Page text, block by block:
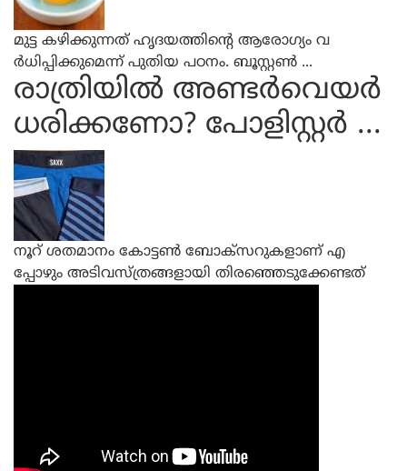
മുട്ട കഴിക്കുന്നത് ഹൃദയത്തിന്റെ ആരോഗ്യം വ
ര്‍ധിപ്പിക്കുമെന്ന് പുതിയ പഠനം. ബൂസ്റ്റണ്‍ ...
രാത്രിയില്‍ അണ്ടര്‍വെയര്‍
ധരിക്കണോ? പോളിസ്റ്റര്‍ ...
നൂറ് ശതമാനം കോട്ടണ്‍ ബോക്‌സറുകളാണ് എ
പ്പോഴും അടിവസ്ത്രങ്ങളായി തിരഞ്ഞെടുക്കേണ്ടത്